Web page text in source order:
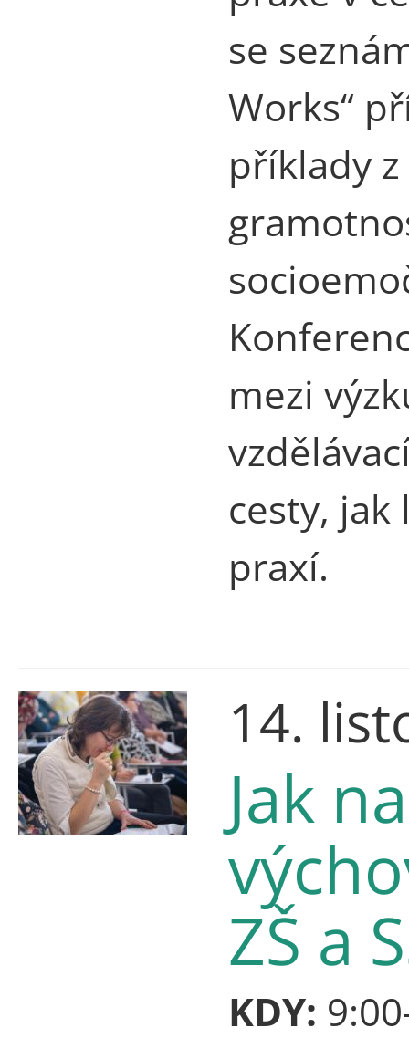
se
Works“
příklady
mezi
cesty,
praxí.
14.
Jak
ZŠ a
KDY: